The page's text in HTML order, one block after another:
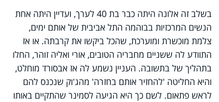
בשלב זה אלונה היתה כבר בת 40 לערך, ועדיין היתה אחת
הנשים המרכזיות בבוהמה התל אביבית של אותם ימים,
צלמת מוכשרת ומוערכת, שהכל ביקשו את קרבתה. או אז
התוודע לה ששניים מחבריה הטובים, אורי ואליה זוהר, החלו
בתהליך של בתשובה. העניין נשמע לה אז אבסורד מוחלט,
והיא החליטה 'להחזיר אותם בחזרה' מהג'וק שנכנס להם
לראש פתאום. לשם כך היא הגיעה לסמינר שהתקיים באותו